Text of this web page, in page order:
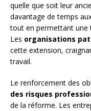
quelle que soit leur
davantage de temps
tout en permettant une
Les organisations
cette extension,
travail.
Le renforcement des
des risques
de la réforme. Les